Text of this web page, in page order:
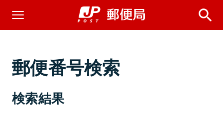
郵便番号検索
検索結果